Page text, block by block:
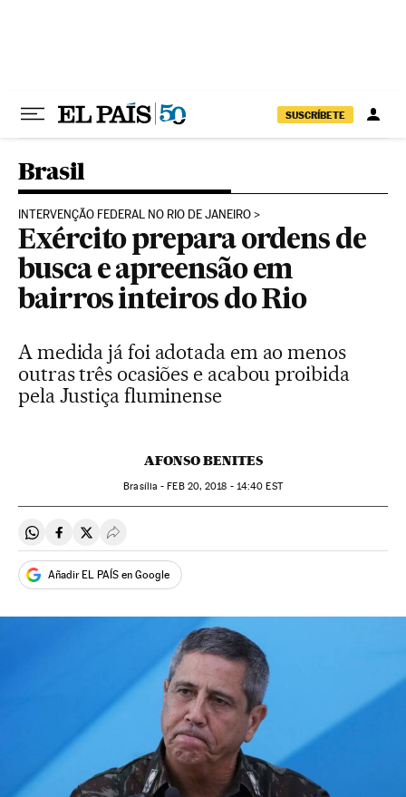
SUSCRÍBETE
Brasil
INTERVENÇÃO FEDERAL NO RIO DE JANEIRO
Exército prepara ordens de
busca e apreensão em
bairros inteiros do Rio
A medida já foi adotada em ao menos
outras três ocasiões e acabou proibida
pela Justiça fluminense
AFONSO BENITES
Brasília -FEB20, 2018 - 14:40 EST
Compartir en Whatsapp
Compartir en Facebook
Compartir en Twitter
Desplegar Redes Sociales
Añadir EL PAÍS en Google